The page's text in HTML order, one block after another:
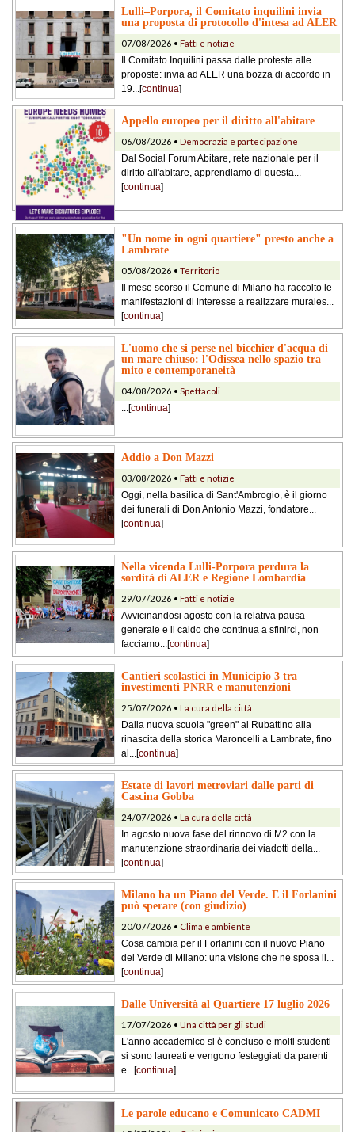
Lulli–Porpora, il Comitato inquilini invia
una proposta di protocollo d'intesa ad ALER
07/08/2026 • Fatti e notizie
Il Comitato Inquilini passa dalle proteste alle
proposte: invia ad ALER una bozza di accordo in
19...[continua]
Appello europeo per il diritto all'abitare
06/08/2026 • Democrazia e partecipazione
Dal Social Forum Abitare, rete nazionale per il
diritto all'abitare, apprendiamo di questa...
[continua]
"Un nome in ogni quartiere" presto anche a
Lambrate
05/08/2026 • Territorio
Il mese scorso il Comune di Milano ha raccolto le
manifestazioni di interesse a realizzare murales...
[continua]
L'uomo che si perse nel bicchier d'acqua di
un mare chiuso: l'Odissea nello spazio tra
mito e contemporaneità
04/08/2026 • Spettacoli
...[continua]
Addio a Don Mazzi
03/08/2026 • Fatti e notizie
Oggi, nella basilica di Sant'Ambrogio, è il giorno
dei funerali di Don Antonio Mazzi, fondatore...
[continua]
Nella vicenda Lulli-Porpora perdura la
sordità di ALER e Regione Lombardia
29/07/2026 • Fatti e notizie
Avvicinandosi agosto con la relativa pausa
generale e il caldo che continua a sfinirci, non
facciamo...[continua]
Cantieri scolastici in Municipio 3 tra
investimenti PNRR e manutenzioni
25/07/2026 • La cura della città
Dalla nuova scuola "green" al Rubattino alla
rinascita della storica Maroncelli a Lambrate, fino
al...[continua]
Estate di lavori metroviari dalle parti di
Cascina Gobba
24/07/2026 • La cura della città
In agosto nuova fase del rinnovo di M2 con la
manutenzione straordinaria dei viadotti della...
[continua]
Milano ha un Piano del Verde. E il Forlanini
può sperare (con giudizio)
20/07/2026 • Clima e ambiente
Cosa cambia per il Forlanini con il nuovo Piano
del Verde di Milano: una visione che ne sposa il...
[continua]
Dalle Università al Quartiere 17 luglio 2026
17/07/2026 • Una città per gli studi
L'anno accademico si è concluso e molti studenti
si sono laureati e vengono festeggiati da parenti
e...[continua]
Le parole educano e Comunicato CADMI